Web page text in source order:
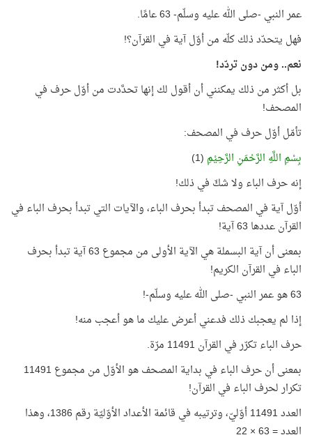
عمر النبي -صلى الله عليه وسلّم- 63 عامًا.
فهل يتحدّد ذلك كلّه من أوّل آية في القرآن؟!
نعم.. ومن دون تردّد!
بل أكثر من ذلك يمكنني أن أقول لك إنها تحدَّدت من أوّل حرف في
المصحف!
تأمّل أوّل حرف في المصحف:
بِسْمِ اللَّهِ الرَّحْمَنِ الرَّحِيْمِ (1)
إنه حرف الباء ولا شكّ في ذلك!
أوّل آية في المصحف تبدأ بحرف الباء، والآيات التي تبدأ بحرف الباء في
القرآن عددها 63 آية!
بمعنى أن آية البسملة هي الآية الأولى من مجموع 63 آية تبدأ بحرف
الباء في القرآن الكريم!
63 هو عمر النبي -صلى الله عليه وسلّم-!
إذا لم يعجبك ذلك فدعني أعرض عليك ما هو أعجب منه!
حرف الباء تكرّر في القرآن 11491 مرّة.
بمعنى أن حرف الباء في بداية المصحف هو الأوّل من مجموع 11491
تكرار لحرف الباء في القرآن!
العدد 11491 أوّليّ، وترتيبه في قائمة الأعداد الأوّليّة رقم 1386، وهذا
العدد = 63 × 22